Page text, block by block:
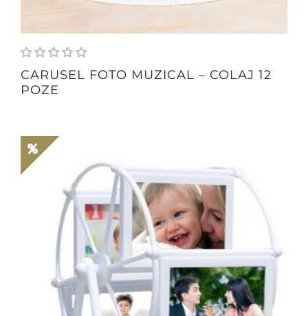
CARUSEL FOTO MUZICAL – COLAJ 12
POZE